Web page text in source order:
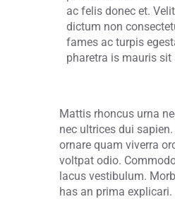
ac felis donec et.
dictum non
fames ac turpis
pharetra is mauris sit
Mattis rhoncus urna
nec ultrices dui
ornare quam viverra
voltpat odio.
lacus vestibulum.
has an prima explicari.